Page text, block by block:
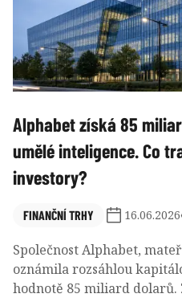
Alphabet získá 85
umělé inteligence. Co
investory?
FINANČNÍ TRHY 16.06.2026
Společnost Alphabet,
oznámila rozsáhlou
hodnotě 85 miliard